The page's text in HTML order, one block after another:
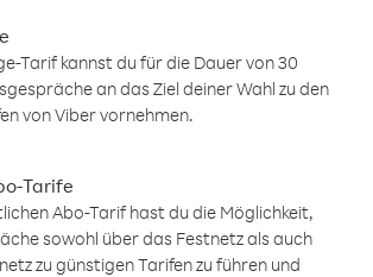
Tarif kannst du für die Dauer von 30
an das Ziel deiner Wahl zu den
von Viber vornehmen.
Tarife
Abo-Tarif hast du die Möglichkeit,
sowohl über das Festnetz als auch
zu günstigen Tarifen zu führen und